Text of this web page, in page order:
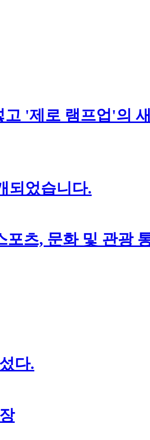
'제로 램프업'의
되었습니다.
포츠, 문화 및 관광
다.